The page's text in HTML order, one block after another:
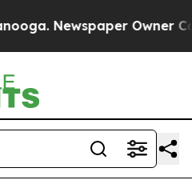
Newspaper Owner